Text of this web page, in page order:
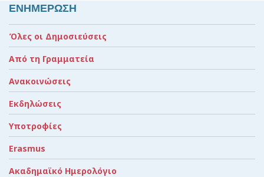
ΕΝΗΜΕΡΩΣΗ
Όλες οι Δημοσιεύσεις
Από τη Γραμματεία
Ανακοινώσεις
Εκδηλώσεις
Υποτροφίες
Erasmus
Ακαδημαϊκό Ημερολόγιο